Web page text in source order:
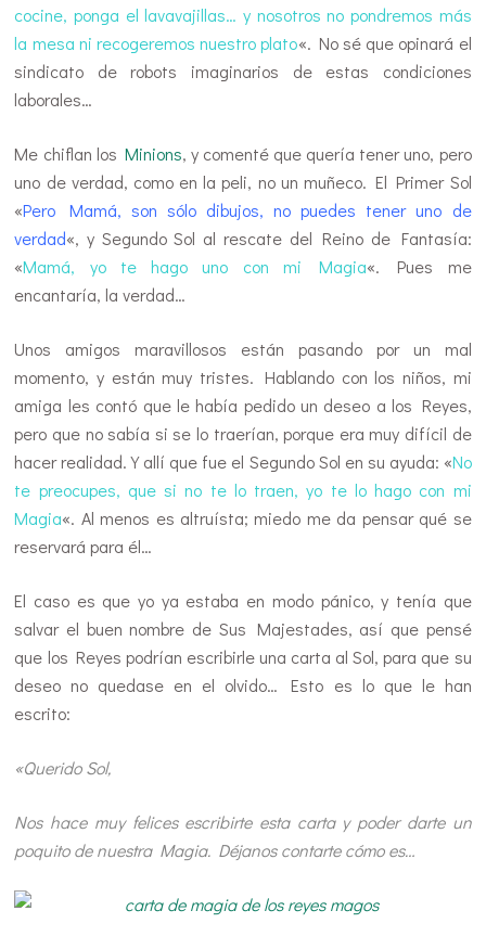
cocine, ponga el lavavajillas… y nosotros no pondremos más
la mesa ni recogeremos nuestro plato«. No sé que opinará el
sindicato de robots imaginarios de estas condiciones
laborales…
Me chiflan los Minions, y comenté que quería tener uno, pero
uno de verdad, como en la peli, no un muñeco. El Primer Sol
«Pero Mamá, son sólo dibujos, no puedes tener uno de
verdad«, y Segundo Sol al rescate del Reino de Fantasía:
«Mamá, yo te hago uno con mi Magia«. Pues me
encantaría, la verdad…
Unos amigos maravillosos están pasando por un mal
momento, y están muy tristes. Hablando con los niños, mi
amiga les contó que le había pedido un deseo a los Reyes,
pero que no sabía si se lo traerían, porque era muy difícil de
hacer realidad. Y allí que fue el Segundo Sol en su ayuda: «No
te preocupes, que si no te lo traen, yo te lo hago con mi
Magia«. Al menos es altruísta; miedo me da pensar qué se
reservará para él…
El caso es que yo ya estaba en modo pánico, y tenía que
salvar el buen nombre de Sus Majestades, así que pensé
que los Reyes podrían escribirle una carta al Sol, para que su
deseo no quedase en el olvido… Esto es lo que le han
escrito:
«Querido Sol,
Nos hace muy felices escribirte esta carta y poder darte un
poquito de nuestra Magia. Déjanos contarte cómo es…